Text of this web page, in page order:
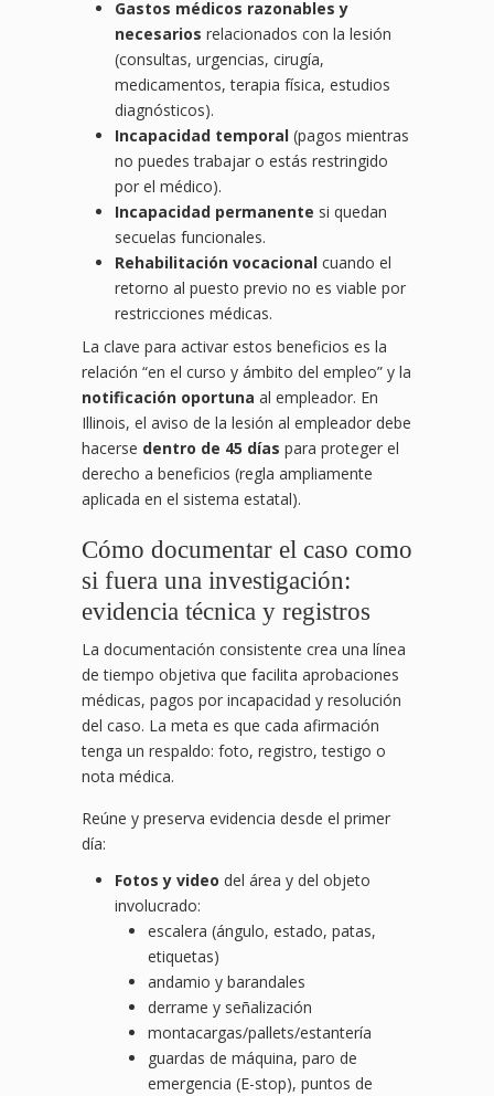
Gastos médicos razonables y
necesarios relacionados con la lesión
(consultas, urgencias, cirugía,
medicamentos, terapia física, estudios
diagnósticos).
Incapacidad temporal (pagos mientras
no puedes trabajar o estás restringido
por el médico).
Incapacidad permanente si quedan
secuelas funcionales.
Rehabilitación vocacional cuando el
retorno al puesto previo no es viable por
restricciones médicas.
La clave para activar estos beneficios es la
relación “en el curso y ámbito del empleo” y la
notificación oportuna al empleador. En
Illinois, el aviso de la lesión al empleador debe
hacerse dentro de 45 días para proteger el
derecho a beneficios (regla ampliamente
aplicada en el sistema estatal).
Cómo documentar el caso como
si fuera una investigación:
evidencia técnica y registros
La documentación consistente crea una línea
de tiempo objetiva que facilita aprobaciones
médicas, pagos por incapacidad y resolución
del caso. La meta es que cada afirmación
tenga un respaldo: foto, registro, testigo o
nota médica.
Reúne y preserva evidencia desde el primer
día:
Fotos y video del área y del objeto
involucrado:
escalera (ángulo, estado, patas,
etiquetas)
andamio y barandales
derrame y señalización
montacargas/pallets/estantería
guardas de máquina, paro de
emergencia (E-stop), puntos de